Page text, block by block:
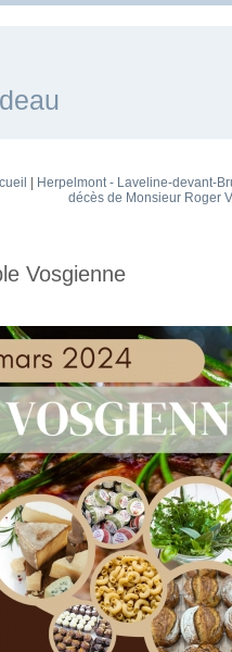
Herpelmont - Laveline-devant-
décès de Monsieur Roger
Vosgienne